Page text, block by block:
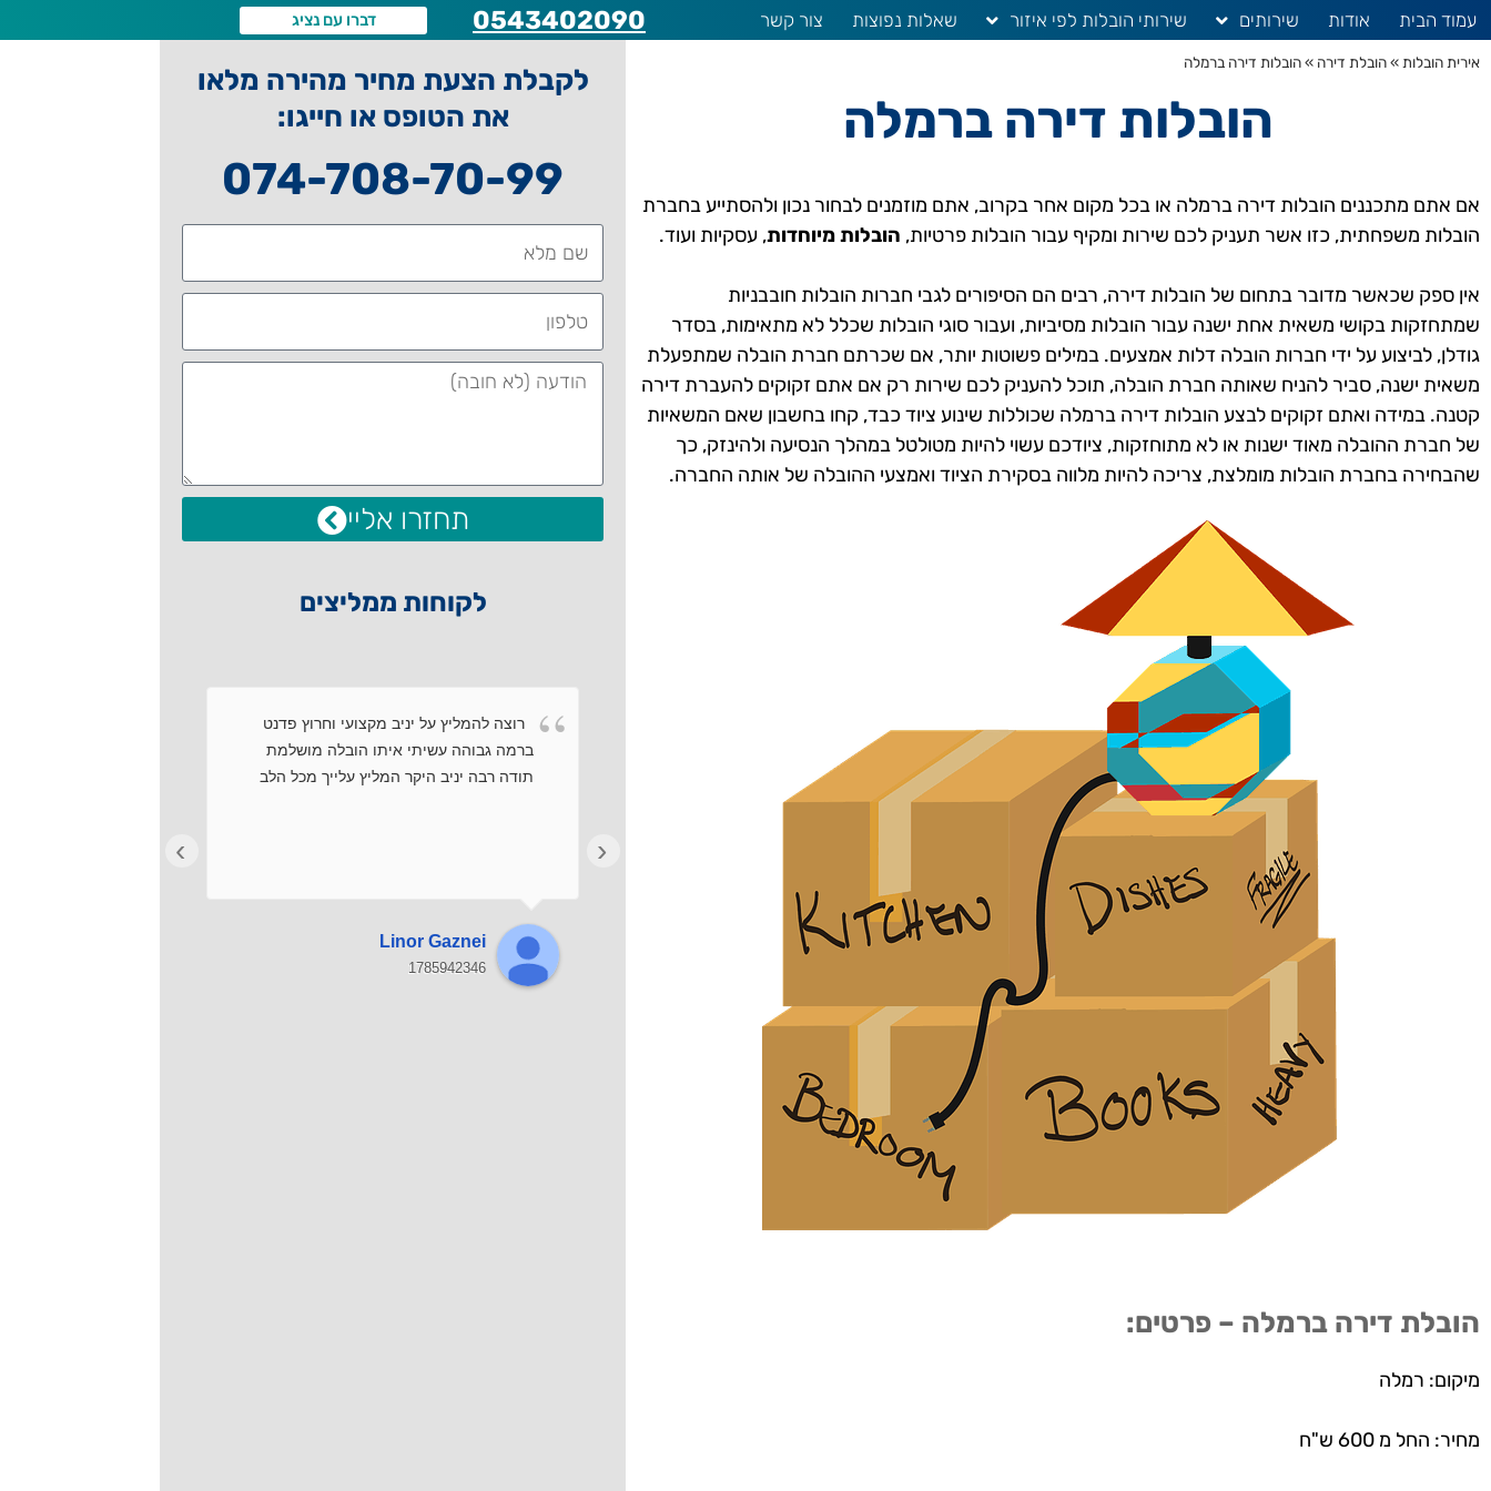
עמוד הבית אודות שירותים שירותי הובלות לפי איזור שאלות נפוצות צור קשר 0543402090 דברו עם נציג
אירית הובלות »הובלת דירה »הובלות דירה ברמלה
הובלות דירה ברמלה
אם אתם מתכננים הובלות דירה ברמלה או בכל מקום אחר בקרוב, אתם מוזמנים לבחור נכון ולהסתייע בחברת
הובלות משפחתית, כזו אשר תעניק לכם שירות ומקיף עבור הובלות פרטיות, הובלות מיוחדות, עסקיות ועוד.
אין ספק שכאשר מדובר בתחום של הובלות דירה, רבים הם הסיפורים לגבי חברות הובלות חובבניות
שמתחזקות בקושי משאית אחת ישנה עבור הובלות מסיביות, ועבור סוגי הובלות שכלל לא מתאימות, בסדר
גודלן, לביצוע על ידי חברות הובלה דלות אמצעים. במילים פשוטות יותר, אם שכרתם חברת הובלה שמתפעלת
משאית ישנה, סביר להניח שאותה חברת הובלה, תוכל להעניק לכם שירות רק אם אתם זקוקים להעברת דירה
קטנה. במידה ואתם זקוקים לבצע הובלות דירה ברמלה שכוללות שינוע ציוד כבד, קחו בחשבון שאם המשאיות
של חברת ההובלה מאוד ישנות או לא מתוחזקות, ציודכם עשוי להיות מטולטל במהלך הנסיעה ולהינזק, כך
שהבחירה בחברת הובלות מומלצת, צריכה להיות מלווה בסקירת הציוד ואמצעי ההובלה של אותה החברה.
הובלת דירה ברמלה – פרטים:
מיקום: רמלה
מחיר: החל מ 600 ש"ח
לקבלת הצעת מחיר מהירה מלאו
את הטופס או חייגו:
074-708-70-99
תחזרו אליי
לקוחות ממליצים
רוצה להמליץ על יניב מקצועי וחרוץ פדנט
ברמה גבוהה עשיתי איתו הובלה מושלמת
תודה רבה יניב היקר המליץ עלייך מכל הלב
Linor Gaznei
1785942346
‹
›